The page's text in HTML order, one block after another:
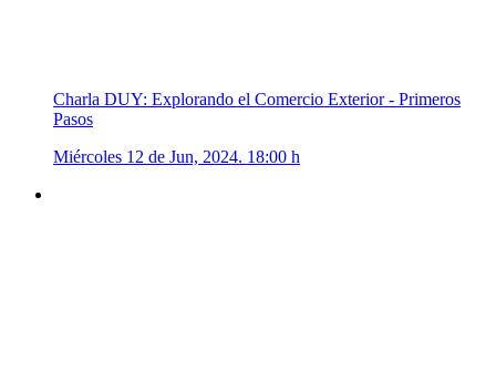
Charla DUY: Explorando el Comercio Exterior - Primeros
Pasos
Miércoles 12 de Jun, 2024. 18:00 h